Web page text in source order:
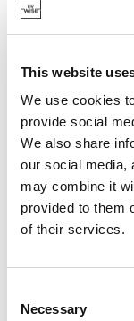
This website
We use cookies
provide social
We also share
our social media,
may combine it
provided to them
of their services.
Selection
Necessary
RAY-0059-820